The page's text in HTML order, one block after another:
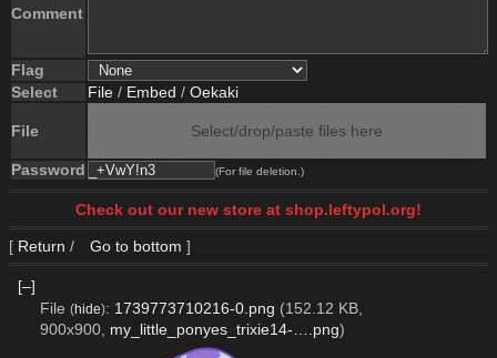
Comment
Flag
Select
File / Embed / Oekaki
File Select/drop/paste files here
Password (For file deletion.)
Check out our new store at shop.leftypol.org!
[ Return / Go to bottom ]
[–]
File (hide): 1739773710216-0.png (152.12 KB,
900x900, my_little_ponyes_trixie14-….png)